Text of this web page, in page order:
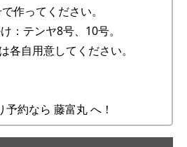
作ってください。
：テンヤ8号、10号。
自用意してください。
約なら 藤富丸 へ！